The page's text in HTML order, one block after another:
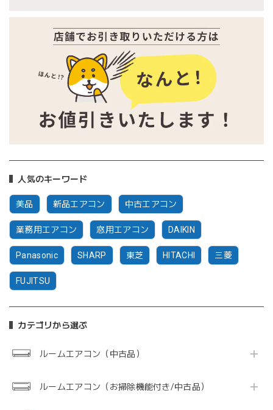
人気のキーワード
美品 新品エアコン 中古エアコン
業務用エアコン 窓用エアコン DAIKIN
Panasonic SHARP 東芝 HITACHI 三菱
FUJITSU
カテゴリから選ぶ
ルームエアコン（中古品）
ルームエアコン（お掃除機能付き/中古品）